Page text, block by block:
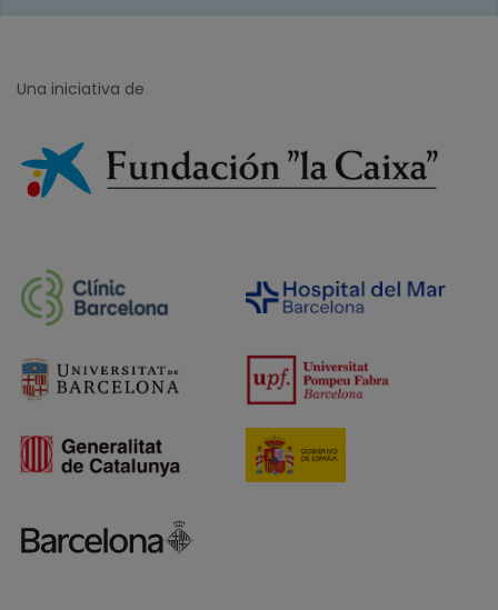
Una iniciativa de